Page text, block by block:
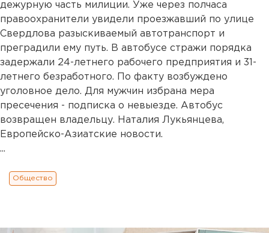
дежурную часть милиции. Уже через полчаса
правоохранители увидели проезжавший по улице
Свердлова разыскиваемый автотранспорт и
преградили ему путь. В автобусе стражи порядка
задержали 24-летнего рабочего предприятия и 31-
летнего безработного. По факту возбуждено
уголовное дело. Для мужчин избрана мера
пресечения - подписка о невыезде. Автобус
возвращен владельцу. Наталия Лукьянцева,
Европейско-Азиатские новости.
...
Общество